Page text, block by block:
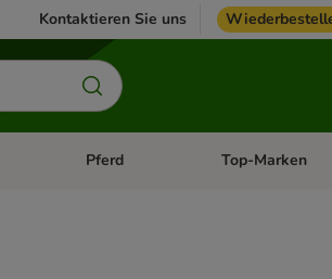
Kontaktieren Sie uns
Menü öffnen: FischKategorie-Menü öffnen: Vogel
Pferd Kategorie-Menü
Top-Marken